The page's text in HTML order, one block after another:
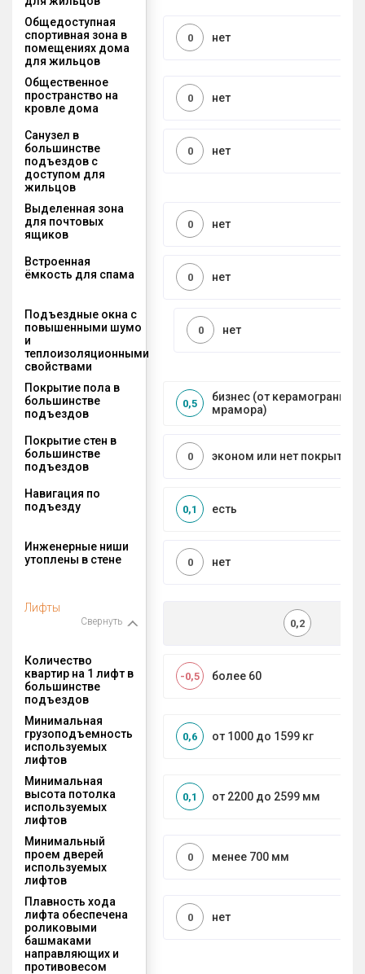
Общедоступная
спортивная зона в
помещениях дома
для жильцов
нет
0
Общественное
пространство на
кровле дома
нет
0
Санузел в
большинстве
подъездов с
доступом для
жильцов
нет
0
Выделенная зона
для почтовых
ящиков
нет
0
Встроенная
ёмкость для спама
нет
0
Подъездные окна с
повышенными шумо
и
теплоизоляционными
свойствами
нет
0
Покрытие пола в
большинстве
подъездов
бизнес (от керамогранита
мрамора)
0,5
Покрытие стен в
большинстве
подъездов
эконом или нет покрытия
0
Навигация по
подъезду
есть
0,1
Инженерные ниши
утоплены в стене
нет
0
Лифты
Свернуть 0,2
Количество
квартир на 1 лифт в
большинстве
подъездов
более 60
-0,5
Минимальная
грузоподъемность
используемых
лифтов
от 1000 до 1599 кг
0,6
Минимальная
высота потолка
используемых
лифтов
от 2200 до 2599 мм
0,1
Минимальный
проем дверей
используемых
лифтов
менее 700 мм
0
Плавность хода
лифта обеспечена
роликовыми
башмаками
направляющих и
противовесом
нет
0